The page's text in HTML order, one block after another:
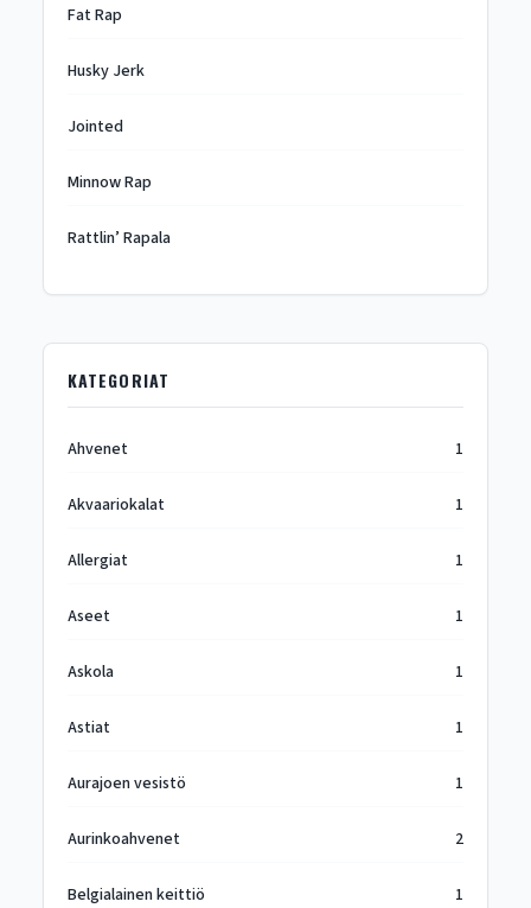
Fat Rap
Husky Jerk
Jointed
Minnow Rap
Rattlin’ Rapala
KATEGORIAT
Ahvenet 1
Akvaariokalat 1
Allergiat 1
Aseet 1
Askola 1
Astiat 1
Aurajoen vesistö 1
Aurinkoahvenet 2
Belgialainen keittiö 1